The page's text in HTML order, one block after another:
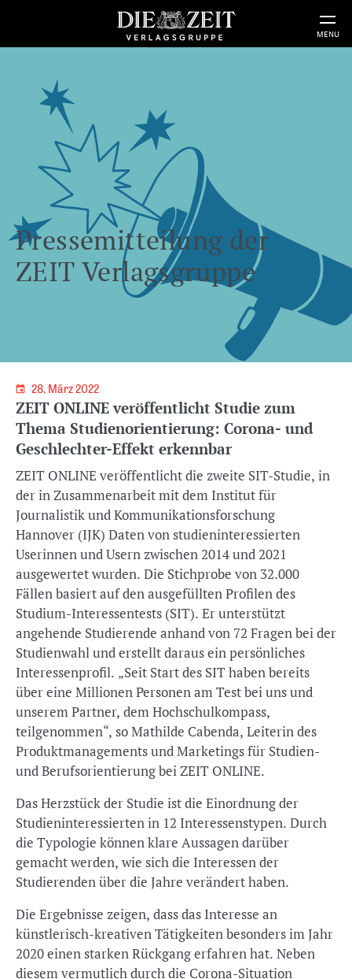
MENU
Pressemitteilung der
ZEIT Verlagsgruppe
28. März 2022
ZEIT ONLINE veröffentlicht Studie zum
Thema Studienorientierung: Corona- und
Geschlechter-Effekt erkennbar
ZEIT ONLINE veröffentlicht die zweite SIT-Studie, in
der in Zusammenarbeit mit dem Institut für
Journalistik und Kommunikationsforschung
Hannover (IJK) Daten von studieninteressierten
Userinnen und Usern zwischen 2014 und 2021
ausgewertet wurden. Die Stichprobe von 32.000
Fällen basiert auf den ausgefüllten Profilen des
Studium-Interessentests (SIT). Er unterstützt
angehende Studierende anhand von 72 Fragen bei der
Studienwahl und erstellt daraus ein persönliches
Interessenprofil. „Seit Start des SIT haben bereits
über eine Millionen Personen am Test bei uns und
unserem Partner, dem Hochschulkompass,
teilgenommen“, so Mathilde Cabenda, Leiterin des
Produktmanagements und Marketings für Studien-
und Berufsorientierung bei ZEIT ONLINE.
Das Herzstück der Studie ist die Einordnung der
Studieninteressierten in 12 Interessenstypen. Durch
die Typologie können klare Aussagen darüber
gemacht werden, wie sich die Interessen der
Studierenden über die Jahre verändert haben.
Die Ergebnisse zeigen, dass das Interesse an
künstlerisch-kreativen Tätigkeiten besonders im Jahr
2020 einen starken Rückgang erfahren hat. Neben
diesem vermutlich durch die Corona-Situation